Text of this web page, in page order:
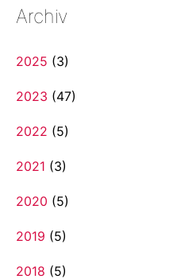
Archiv
2025 (3)
2023 (47)
2022 (5)
2021 (3)
2020 (5)
2019 (5)
2018 (5)